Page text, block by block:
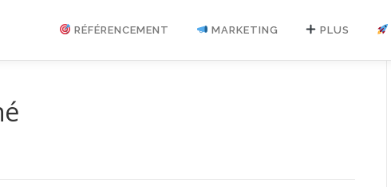
RÉFÉRENCEMENT MARKETING PLUS